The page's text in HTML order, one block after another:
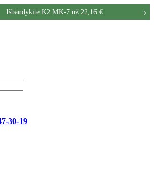
Išbandykite K2 MK-7 už 22,16 € ›
30-19